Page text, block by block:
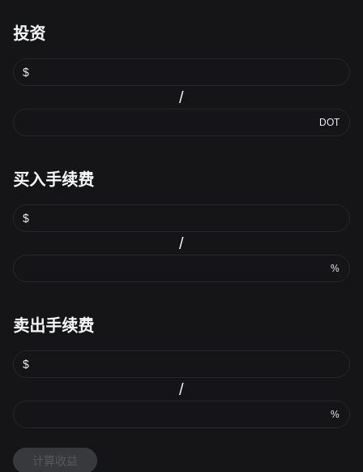
投资
$
/
DOT
买入手续费
$
/
%
卖出手续费
$
/
%
计算收益